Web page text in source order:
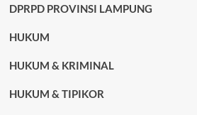
DPRPD PROVINSI LAMPUNG
HUKUM
HUKUM & KRIMINAL
HUKUM & TIPIKOR